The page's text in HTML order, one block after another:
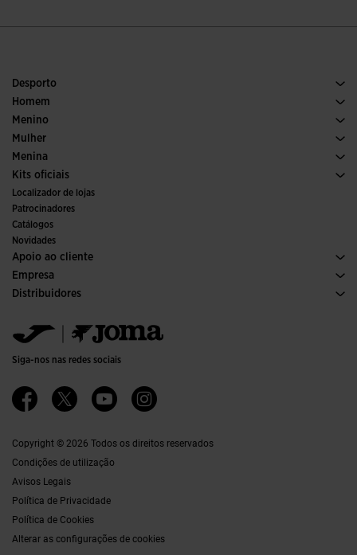
Desporto
Corrida
Futebol
Padel
Trail Running
Homem
Calcado Homem
Desporto
Menino
Ver todas as roupas para meninos
Mulher
Calcado Mulher
Desporto
Menina
Ver todas as roupas para meninas
Kits oficiais
Futebol
Interior
Comités e Federações
Edições Especiais
Localizador de lojas
Patrocinadores
Catálogos
Novidades
Apoio ao cliente
Condições de Compra
Transporte e entrega
Tabela de Tamanhos
Contactos
Empresa
Histórico
Canal ético
Qualidade e política ambiental
Trabalhar Connosco
Ethics Channel
Distribuidores
Jomanet
Área de Marketing
Contactos
Siga-nos nas redes sociais
Copyright © 2026 Todos os direitos reservados
Condições de utilização
Avisos Legais
Política de Privacidade
Política de Cookies
Alterar as configurações de cookies